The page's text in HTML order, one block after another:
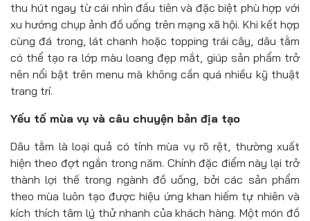
thu hút ngay từ cái nhìn đầu tiên và đặc biệt phù hợp với
xu hướng chụp ảnh đồ uống trên mạng xã hội. Khi kết hợp
cùng đá trong, lát chanh hoặc topping trái cây, dâu tằm
có thể tạo ra lớp màu loang đẹp mắt, giúp sản phẩm trở
nên nổi bật trên menu mà không cần quá nhiều kỹ thuật
trang trí.
Yếu tố mùa vụ và câu chuyện bản địa tạo
Dâu tằm là loại quả có tính mùa vụ rõ rệt, thường xuất
hiện theo đợt ngắn trong năm. Chính đặc điểm này lại trở
thành lợi thế trong ngành đồ uống, bởi các sản phẩm
theo mùa luôn tạo được hiệu ứng khan hiếm tự nhiên và
kích thích tâm lý thử nhanh của khách hàng. Một món đồ